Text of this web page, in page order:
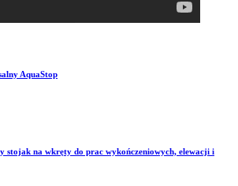
AquaStop
stojak na wkręty do prac wykończeniowych, elewacji i